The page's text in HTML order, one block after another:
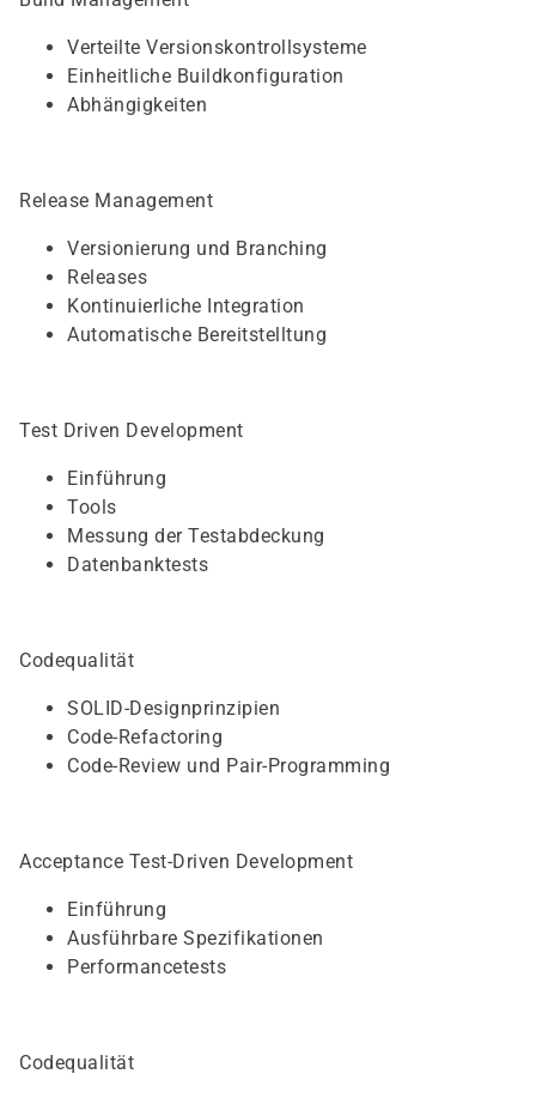
Verteilte Versionskontrollsysteme
Einheitliche Buildkonfiguration
Abhängigkeiten
Release Management
Versionierung und Branching
Releases
Kontinuierliche Integration
Automatische Bereitstelltung
Test Driven Development
Einführung
Tools
Messung der Testabdeckung
Datenbanktests
Codequalität
SOLID-Designprinzipien
Code-Refactoring
Code-Review und Pair-Programming
Acceptance Test-Driven Development
Einführung
Ausführbare Spezifikationen
Performancetests
Codequalität